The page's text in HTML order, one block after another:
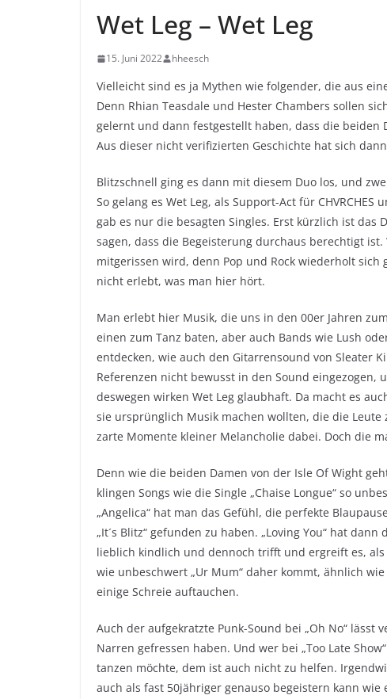
Wet Leg – Wet Leg
15. Juni 2022 hheesch
Vielleicht sind es ja Mythen wie folgender, die aus
Denn Rhian Teasdale und Hester Chambers sollen
gelernt und dann festgestellt haben, dass die
Aus dieser nicht verifizierten Geschichte hat sich
Blitzschnell ging es dann mit diesem Duo los, und
So gelang es Wet Leg, als Support-Act für
gab es nur die besagten Singles. Erst kürzlich ist
sagen, dass die Begeisterung durchaus berechtigt
mitgerissen wird, denn Pop und Rock wiederholt
nicht erlebt, was man hier hört.
Man erlebt hier Musik, die uns in den 00er Jahren
einen zum Tanz baten, aber auch Bands wie Lush
entdecken, wie auch den Gitarrensound von Sleater
Referenzen nicht bewusst in den Sound
deswegen wirken Wet Leg glaubhaft. Da macht es
sie ursprünglich Musik machen wollten, die die
zarte Momente kleiner Melancholie dabei. Doch die
Denn wie die beiden Damen von der Isle Of Wight
klingen Songs wie die Single „Chaise Longue“ so
„Angelica“ hat man das Gefühl, die perfekte
„It´s Blitz“ gefunden zu haben. „Loving You“ hat
lieblich kindlich und dennoch trifft und ergreift es,
wie unbeschwert „Ur Mum“ daher kommt, ähnlich
einige Schreie auftauchen.
Auch der aufgekratzte Punk-Sound bei „Oh No“
Narren gefressen haben. Und wer bei „Too Late
tanzen möchte, dem ist auch nicht zu helfen.
auch als fast 50jähriger genauso begeistern kann wie